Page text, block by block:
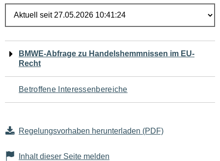
Navigation
für
den
BMWE-Abfrage zu Handelshemmnissen im EU-
Recht
Betroffene Interessenbereiche
Regelungsvorhaben herunterladen (PDF)
Inhalt dieser Seite melden